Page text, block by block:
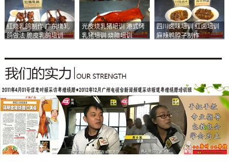
红烧乳鸽制作 广东烧乳
鸽做法 脆皮乳鸽培训
光皮烧乳猪培训 港式烤
乳猪培训 烧腊培训
四川卤味培训 红卤培训
麻辣鸭脖子制作